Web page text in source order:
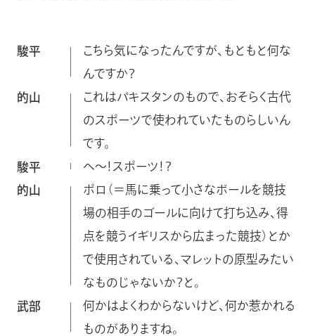
駿平
こちら気になったんですが、もともと何な
んですか？
的山
これはパキスタンのもので、おそらく古代
のスポーツで使われていたものらしいん
です。
駿平 へ〜！スポーツ！？
的山
ポロ（＝馬に乗って小さなボールを競技
場の相手のゴールに向けて打ち込み、得
点を競うイギリスから広まった競技）とか
で使用されている、マレットの原型みたい
なものじゃないか？と。
武部
何かはよくわからないけど、何か惹かれる
ものがありますね。